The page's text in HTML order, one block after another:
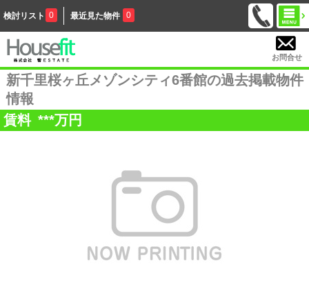
検討リスト 0 最近見た物件 0
お問合せ
新千里桜ヶ丘メゾンシティ6番館の過去掲載物件
情報
賃料 ***万円